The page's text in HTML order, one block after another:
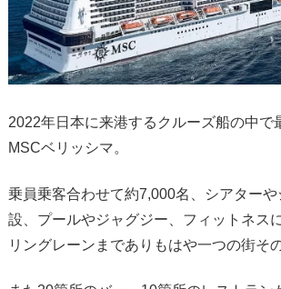
2022年日本に来港するクルーズ船の中で
MSCベリッシマ。
乗員乗客合わせて約7,000名、シアター
設、プールやジャグジー、フィットネス
リングレーンまでありもはや一つの街そ